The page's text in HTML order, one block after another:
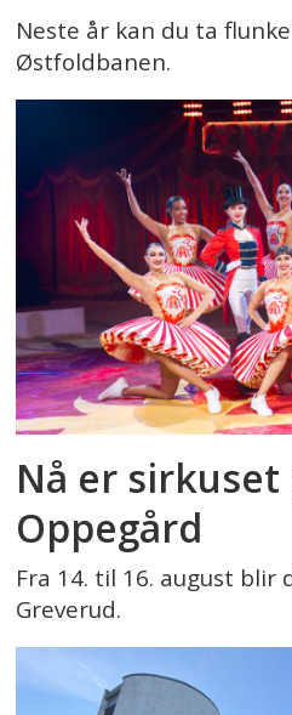
Neste år kan du ta
Østfoldbanen.
Nå er
Oppegård
Fra 14. til 16. august blir
Greverud.